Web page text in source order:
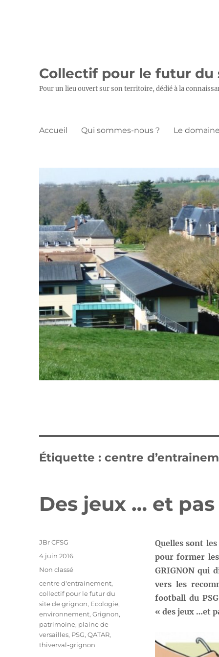
Collectif pour le futur du
Pour un lieu ouvert sur son territoire, dédié à la
Accueil Qui sommes-nous ? Le
Étiquette :centre
Des jeux … et
Quelles sont
pour former
GRIGNON qui
vers les
football du
« des jeux …et
Auteur
JBr CFSG
Publié
4 juin 2016
Catégories
Non classé
Étiquettes
centre d'entrainement,
collectif pour le futur du
site de grignon, Ecologie,
environnement,Grignon,
patrimoine, plaine de
versailles, PSG,QATAR,
thiverval-grignon